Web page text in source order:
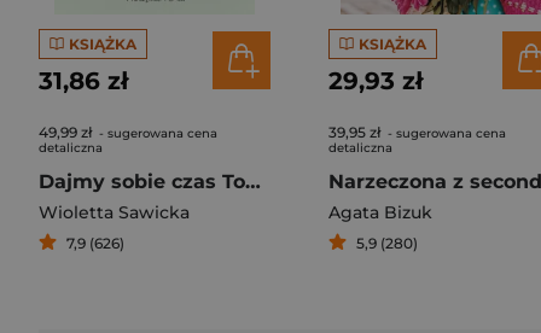
KSIĄŻKA
31,86 zł
49,99 zł - sugerowana cena
detaliczna
Dajmy sobie czas Tom 3
Wioletta Sawicka
7,9 (626)
KSIĄŻKA
29,93 zł
39,95 zł - sugerowana cena
detaliczna
Agata Bizuk
5,9 (280)